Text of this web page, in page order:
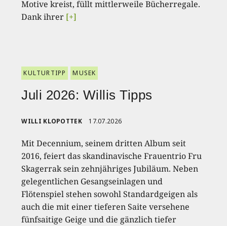
Motive kreist, füllt mittlerweile Bücherregale.
Dank ihrer [+]
KULTURTIPP MUSEK
Juli 2026: Willis Tipps
WILLI KLOPOTTEK 17.07.2026
Mit Decennium, seinem dritten Album seit
2016, feiert das skandinavische Frauentrio Fru
Skagerrak sein zehnjähriges Jubiläum. Neben
gelegentlichen Gesangseinlagen und
Flötenspiel stehen sowohl Standardgeigen als
auch die mit einer tieferen Saite versehene
fünfsaitige Geige und die gänzlich tiefer